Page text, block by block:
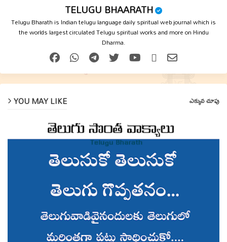
TELUGU BHAARATH
Telugu Bharath is Indian telugu language daily spiritual web journal which is
the worlds largest circulated Telugu spiritual works and more on Hindu
Dharma.
YOU MAY LIKE ఎక్కువ చూపు